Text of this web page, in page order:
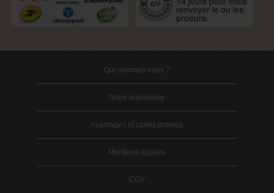
Qui sommes nous ?
Notre animalerie
Avantages et codes promos
Mentions légales
CGV